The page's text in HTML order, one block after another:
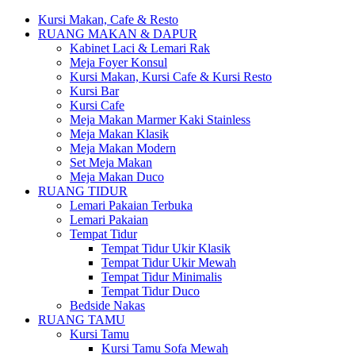
Kursi Makan, Cafe & Resto
RUANG MAKAN & DAPUR
Kabinet Laci & Lemari Rak
Meja Foyer Konsul
Kursi Makan, Kursi Cafe & Kursi Resto
Kursi Bar
Kursi Cafe
Meja Makan Marmer Kaki Stainless
Meja Makan Klasik
Meja Makan Modern
Set Meja Makan
Meja Makan Duco
RUANG TIDUR
Lemari Pakaian Terbuka
Lemari Pakaian
Tempat Tidur
Tempat Tidur Ukir Klasik
Tempat Tidur Ukir Mewah
Tempat Tidur Minimalis
Tempat Tidur Duco
Bedside Nakas
RUANG TAMU
Kursi Tamu
Kursi Tamu Sofa Mewah